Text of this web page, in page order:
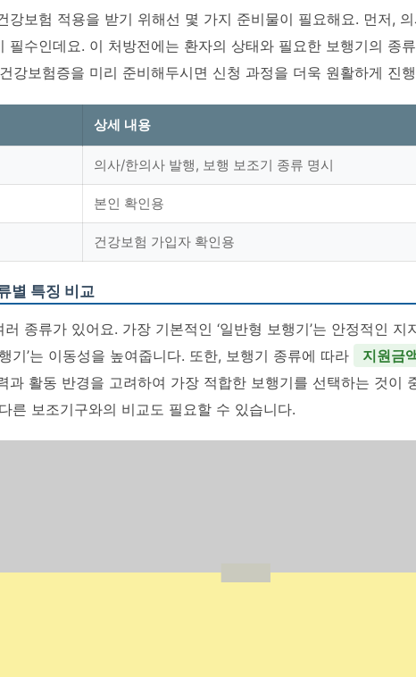
강보험 적용을 받기 위해선 몇 가지 준비물이 필요해요. 먼저,
필수인데요. 이 처방전에는 환자의 상태와 필요한 보행기의 종
강보험증을 미리 준비해두시면 신청 과정을 더욱 원활하게 진
상세 내용
의사/한의사 발행, 보행 보조기 종류 명시
본인 확인용
건강보험 가입자 확인용
별 특징 비교
종류가 있어요. 가장 기본적인 ‘일반형 보행기’는 안정적인
기’는 이동성을 높여줍니다. 또한, 보행기 종류에 따라
지원금
과 활동 반경을 고려하여 가장 적합한 보행기를 선택하는 것이
른 보조기구와의 비교도 필요할 수 있습니다.